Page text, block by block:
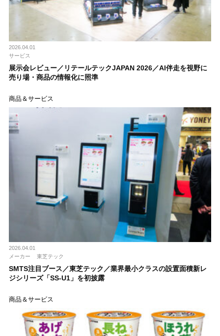
2026.04.01
サービス
展示会レビュー／リテールテックJAPAN 2026／AI伴走を視野に
売り場・商品の情報化に照準
商品＆サービス
2026.04.01
メーカー
東芝テック
SMTS注目ブース／東芝テック／業界最小クラスの設置面積新レ
ジシリーズ「SS-U1」を初披露
商品＆サービス